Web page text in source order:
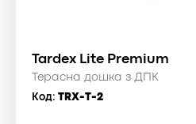
Tardex Lite Premium
Терасна дошка з ДПК
Код: TRX-T-2